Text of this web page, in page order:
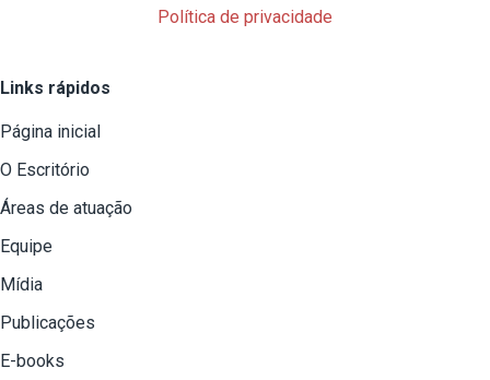
Política de privacidade
Links rápidos
Página inicial
O Escritório
Áreas de atuação
Equipe
Mídia
Publicações
E-books